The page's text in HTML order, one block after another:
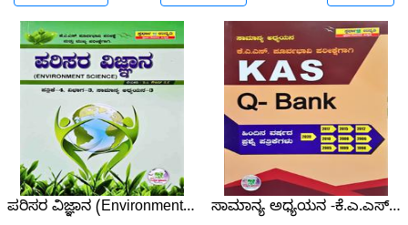
ಪರಿಸರ ವಿಜ್ಞಾನ (Environmental Science) | KAS ಪೂರ್ವಭಾವಿ
ಸಾಮಾನ್ಯ ಅಧ್ಯಯನ -ಕೆ.ಎ.ಎಸ್